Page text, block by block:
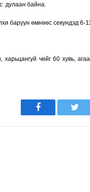
дулаан байна.
баруун өмнөөс секундэд 6-
харьцангуй чийг 60 хувь,
Facebook